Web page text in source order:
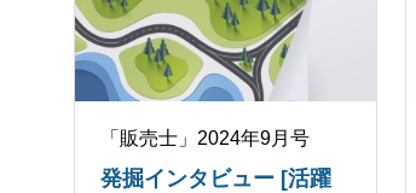
「販売士」2024年9月号
発掘インタビュー [活躍